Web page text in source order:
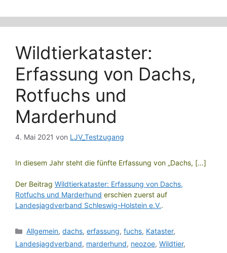
Wildtierkataster:
Erfassung von Dachs,
Rotfuchs und
Marderhund
4. Mai 2021 von LJV_Testzugang
In diesem Jahr steht die fünfte Erfassung von „Dachs, […]
Der Beitrag Wildtierkataster: Erfassung von Dachs,
Rotfuchs und Marderhund erschien zuerst auf
Landesjagdverband Schleswig-Holstein e.V..
Kategorien
Allgemein,dachs,erfassung,fuchs, Kataster,
Landesjagdverband, marderhund, neozoe, Wildtier,